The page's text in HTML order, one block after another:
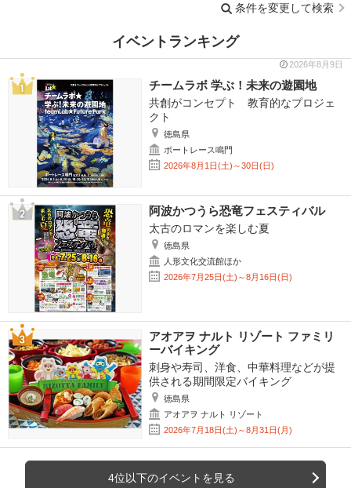
条件を変更して検索
イベントランキング
2026年8月9日
チームラボ 学ぶ！未来の遊園地
共創がコンセプト 教育的なプロジェ
クト
徳島県
ボートレース鳴門
2026年8月1日(土)～30日(日)
阿波かつうら恐竜フェスティバル
太古のロマンを楽しむ夏
徳島県
人形文化交流館ほか
2026年7月25日(土)～8月16日(日)
アオアヲ ナルト リゾート ファミリ
ーバイキング
刺身や寿司、洋食、中華料理などが提
供される期間限定バイキング
徳島県
アオアヲ ナルト リゾート
2026年7月18日(土)～8月31日(月)
4位以下のイベントを見る